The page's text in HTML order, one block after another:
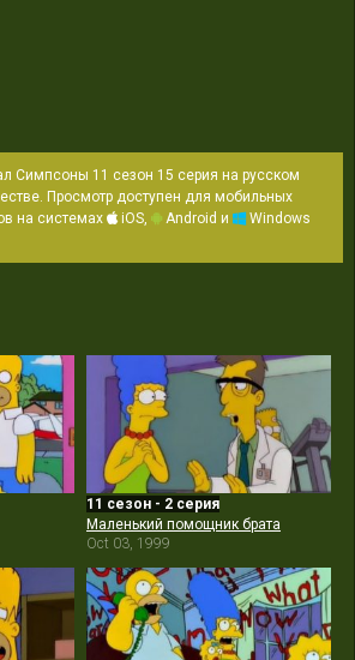
Симпсоны 11 сезон 15 серия на русском
Просмотр доступен для мобильных
на системах
iOS, Android и
Windows
11 сезон - 2 серия
Маленький помощник брата
Oct 03, 1999